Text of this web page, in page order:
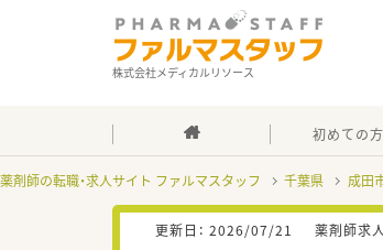
株式会社メディカルリソース
初めての方
薬剤師の転職・求人サイト ファルマスタッフ 千葉県 成田
更新日： 2026/07/21 薬剤師求